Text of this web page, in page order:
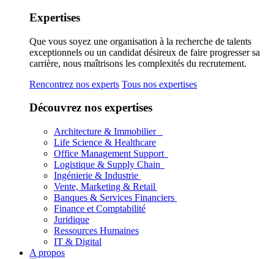
Expertises
Que vous soyez une organisation à la recherche de talents
exceptionnels ou un candidat désireux de faire progresser sa
carrière, nous maîtrisons les complexités du recrutement.
Rencontrez nos experts Tous nos expertises
Découvrez nos expertises
Architecture & Immobilier
Life Science & Healthcare
Office Management Support
Logistique & Supply Chain
Ingénierie & Industrie
Vente, Marketing & Retail
Banques & Services Financiers
Finance et Comptabilité
Juridique
Ressources Humaines
IT & Digital
A propos